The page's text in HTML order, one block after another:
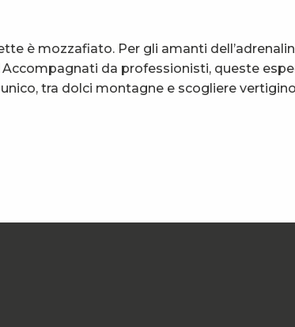
è mozzafiato. Per gli amanti
da professionisti, queste
tra dolci montagne e scogliere